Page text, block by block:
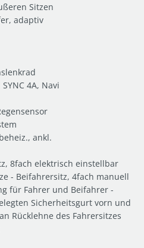
Sitzen
adaptiv
4A, Navi
ankl.
8fach elektrisch einstellbar
- Beifahrersitz, 4fach manuell
für Fahrer und Beifahrer -
Sicherheitsgurt vorn und
Rücklehne des Fahrersitzes